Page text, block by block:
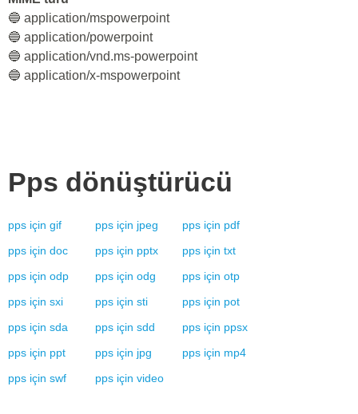
🔵 application/mspowerpoint
🔵 application/powerpoint
🔵 application/vnd.ms-powerpoint
🔵 application/x-mspowerpoint
Pps dönüştürücü
pps için gif pps için jpeg pps için pdf
pps için doc pps için pptx pps için txt
pps için odp pps için odg pps için otp
pps için sxi pps için sti pps için pot
pps için sda pps için sdd pps için ppsx
pps için ppt pps için jpg pps için mp4
pps için swf pps için video